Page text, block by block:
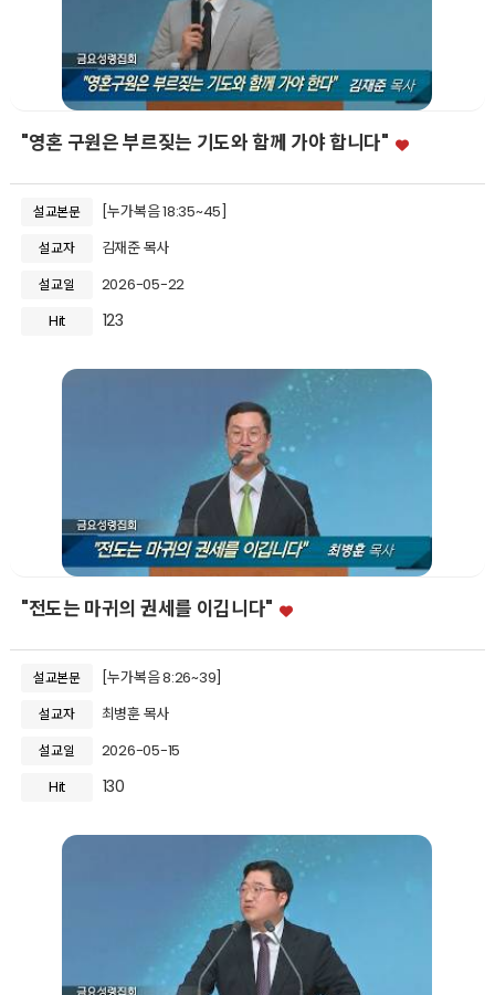
"영혼 구원은 부르짖는 기도와 함께 가야 합니다"
설교본문 [누가복음 18:35~45]
설교자 김재준 목사
설교일
2026-05-22
Hit
123
"전도는 마귀의 권세를 이깁니다"
설교본문 [누가복음 8:26~39]
설교자 최병훈 목사
설교일
2026-05-15
Hit
130